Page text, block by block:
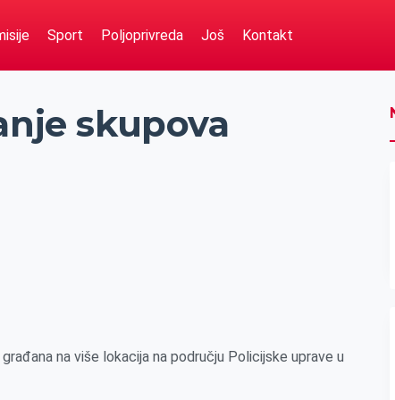
Sport Poljoprivreda Još Kontakt
skupova
na više lokacija na području Policijske uprave u